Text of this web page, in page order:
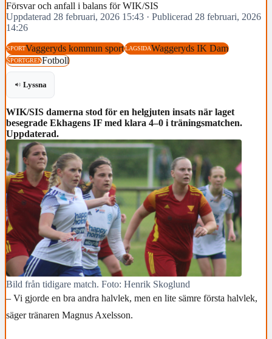
Försvar och anfall i balans för WIK/SIS
Uppdaterad 28 februari, 2026 15:43 · Publicerad 28 februari, 2026
14:26
SPORTVaggeryds kommun sportLAGSIDAWaggeryds IK Dam
SPORTGRENFotboll
Lyssna
WIK/SIS damerna stod för en helgjuten insats när laget
besegrade Ekhagens IF med klara 4–0 i träningsmatchen.
Uppdaterad.
Bild från tidigare match. Foto: Henrik Skoglund
– Vi gjorde en bra andra halvlek, men en lite sämre första halvlek,
säger tränaren Magnus Axelsson.